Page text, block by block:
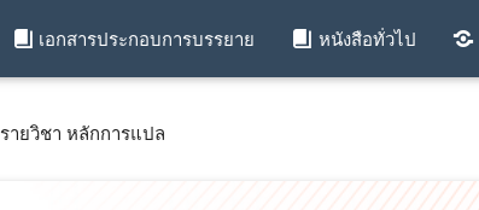
เอกสารประกอบการบรรยาย หนังสือทั่วไป
รายวิชา หลักการแปล